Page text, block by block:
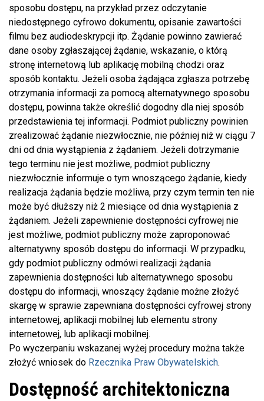
sposobu dostępu, na przykład przez odczytanie
niedostępnego cyfrowo dokumentu, opisanie zawartości
filmu bez audiodeskrypcji itp. Żądanie powinno zawierać
dane osoby zgłaszającej żądanie, wskazanie, o którą
stronę internetową lub aplikację mobilną chodzi oraz
sposób kontaktu. Jeżeli osoba żądająca zgłasza potrzebę
otrzymania informacji za pomocą alternatywnego sposobu
dostępu, powinna także określić dogodny dla niej sposób
przedstawienia tej informacji. Podmiot publiczny powinien
zrealizować żądanie niezwłocznie, nie później niż w ciągu 7
dni od dnia wystąpienia z żądaniem. Jeżeli dotrzymanie
tego terminu nie jest możliwe, podmiot publiczny
niezwłocznie informuje o tym wnoszącego żądanie, kiedy
realizacja żądania będzie możliwa, przy czym termin ten nie
może być dłuższy niż 2 miesiące od dnia wystąpienia z
żądaniem. Jeżeli zapewnienie dostępności cyfrowej nie
jest możliwe, podmiot publiczny może zaproponować
alternatywny sposób dostępu do informacji. W przypadku,
gdy podmiot publiczny odmówi realizacji żądania
zapewnienia dostępności lub alternatywnego sposobu
dostępu do informacji, wnoszący żądanie możne złożyć
skargę w sprawie zapewniana dostępności cyfrowej strony
internetowej, aplikacji mobilnej lub elementu strony
internetowej, lub aplikacji mobilnej.
Po wyczerpaniu wskazanej wyżej procedury można także
złożyć wniosek do Rzecznika Praw Obywatelskich.
Dostępność architektoniczna